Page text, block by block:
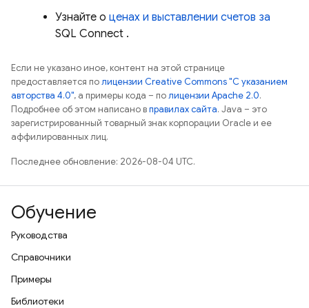
Узнайте о ценах и выставлении счетов за
SQL Connect .
Если не указано иное, контент на этой странице
предоставляется полицензии Creative Commons "С указанием
авторства 4.0", а примеры кода – полицензии Apache 2.0.
Подробнее об этом написано вправилах сайта. Java – это
зарегистрированный товарный знак корпорации Oracle и ее
аффилированных лиц.
Последнее обновление: 2026-08-04 UTC.
Обучение
Руководства
Справочники
Примеры
Библиотеки